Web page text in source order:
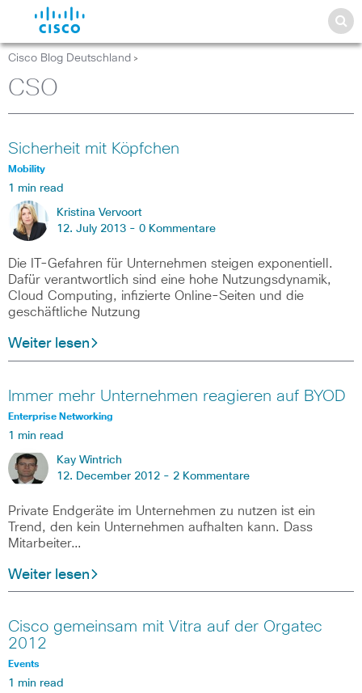
Cisco Blog Deutschland >
CSO
Sicherheit mit Köpfchen
Mobility
1 min read
Kristina Vervoort
12. July 2013 - 0 Kommentare
Die IT-Gefahren für Unternehmen steigen exponentiell.
Dafür verantwortlich sind eine hohe Nutzungsdynamik,
Cloud Computing, infizierte Online-Seiten und die
geschäftliche Nutzung
Weiter lesen
Immer mehr Unternehmen reagieren auf BYOD
Enterprise Networking
1 min read
Kay Wintrich
12. December 2012 - 2 Kommentare
Private Endgeräte im Unternehmen zu nutzen ist ein
Trend, den kein Unternehmen aufhalten kann. Dass
Mitarbeiter…
Weiter lesen
Cisco gemeinsam mit Vitra auf der Orgatec
2012
Events
1 min read